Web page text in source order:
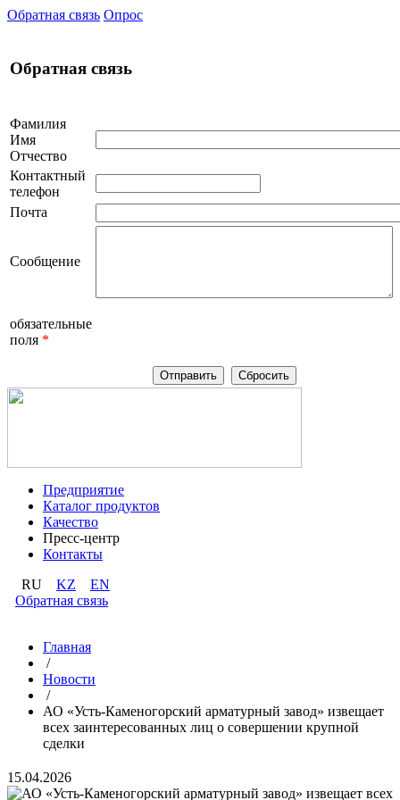
Обратная связь Опрос
Обратная связь
Фамилия
Имя
Отчество
Контактный
телефон
Почта
Сообщение
обязательные
поля *
Предприятие
Каталог продуктов
Качество
Пресс-центр
Контакты
RU KZ
EN
Обратная связь
Главная
/
Новости
/
АО «Усть-Каменогорский арматурный завод» извещает
всех заинтересованных лиц о совершении крупной
сделки
15.04.2026